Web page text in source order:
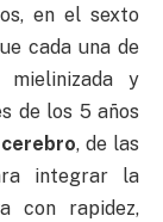
en el sexto
cada una de
mielinizada y
de los 5 años
, de las
integrar la
con rapidez,